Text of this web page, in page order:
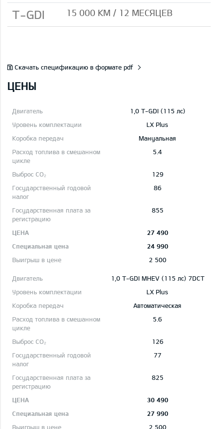
T-GDI 15 000 КМ / 12 МЕСЯЦЕВ
Скачать спецификацию в формате pdf
ЦЕНЫ
1,0 T-GDI (115 лс)
LX Plus
Mануальная
5.4
129
86
855
27 490
24 990
2 500
1,0 T-GDI MHEV (115 лс) 7DCT
LX Plus
Автоматическая
5.6
126
77
825
30 490
27 990
2 500